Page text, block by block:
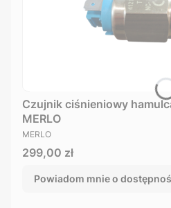
Czujnik ciśnieniowy
MERLO
PRODUCENT
MERLO
Cena
299,00 zł
Powiadom mnie o